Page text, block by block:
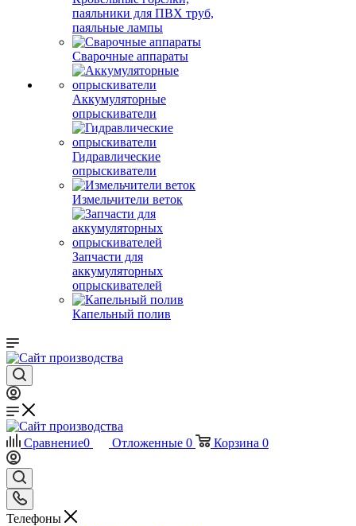
паяльники для ПВХ труб,
паяльные лампы
Сварочные аппараты
Аккумуляторные
опрыскиватели
Гидравлические
опрыскиватели
Измельчители веток
Запчасти для
аккумуляторных
опрыскивателей
Капельный полив
Сравнение0 Отложенные 0 Корзина 0
Телефоны